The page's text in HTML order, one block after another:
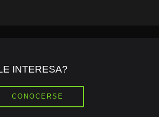
INTERESA?
CONOCERSE